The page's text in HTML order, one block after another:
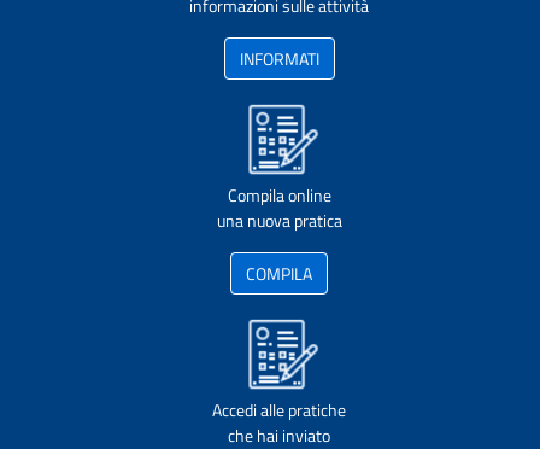
informazioni sulle attività
INFORMATI
Compila online
una nuova pratica
COMPILA
Accedi alle pratiche
che hai inviato